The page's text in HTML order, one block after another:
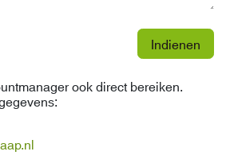
Indienen
ook direct bereiken.